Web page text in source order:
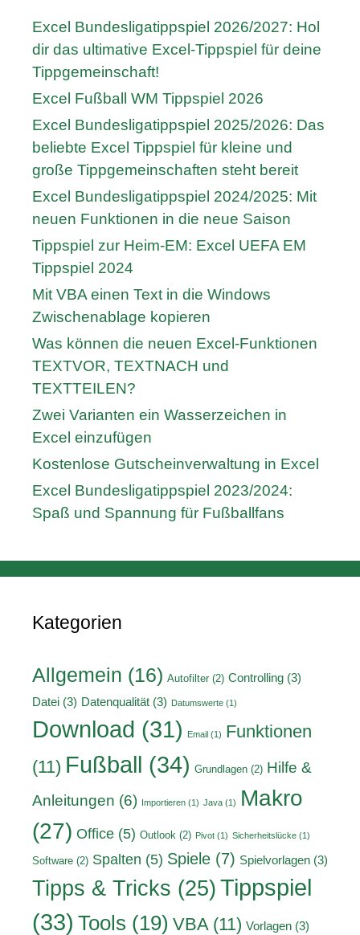
Excel Bundesligatippspiel 2026/2027: Hol
dir das ultimative Excel-Tippspiel für deine
Tippgemeinschaft!
Excel Fußball WM Tippspiel 2026
Excel Bundesligatippspiel 2025/2026: Das
beliebte Excel Tippspiel für kleine und
große Tippgemeinschaften steht bereit
Excel Bundesligatippspiel 2024/2025: Mit
neuen Funktionen in die neue Saison
Tippspiel zur Heim-EM: Excel UEFA EM
Tippspiel 2024
Mit VBA einen Text in die Windows
Zwischenablage kopieren
Was können die neuen Excel-Funktionen
TEXTVOR, TEXTNACH und
TEXTTEILEN?
Zwei Varianten ein Wasserzeichen in
Excel einzufügen
Kostenlose Gutscheinverwaltung in Excel
Excel Bundesligatippspiel 2023/2024:
Spaß und Spannung für Fußballfans
Kategorien
Allgemein (16) Autofilter (2) Controlling (3)
Datei (3) Datenqualität (3) Datumswerte (1)
Download (31) Email (1) Funktionen
(11) Fußball (34) Grundlagen (2) Hilfe &
Anleitungen (6) Importieren (1) Java (1)
Makro
(27) Office (5) Outlook (2) Pivot (1) Sicherheitslücke (1)
Software (2) Spalten (5) Spiele (7) Spielvorlagen (3)
Tipps & Tricks (25)Tippspiel
(33) Tools (19) VBA(11) Vorlagen (3)